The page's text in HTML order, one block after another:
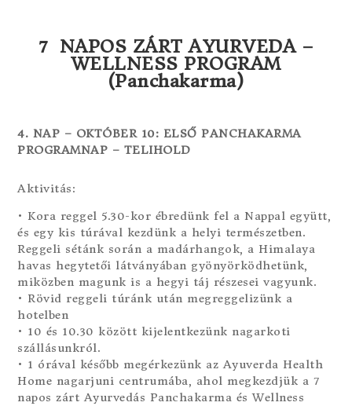
7 NAPOS ZÁRT AYURVEDA –
WELLNESS PROGRAM
(Panchakarma)
4. NAP – OKTÓBER 10: ELSŐ PANCHAKARMA
PROGRAMNAP – TELIHOLD
Aktivitás:
• Kora reggel 5.30-kor ébredünk fel a Nappal együtt,
és egy kis túrával kezdünk a helyi természetben.
Reggeli sétánk során a madárhangok, a Himalaya
havas hegytetői látványában gyönyörködhetünk,
miközben magunk is a hegyi táj részesei vagyunk.
• Rövid reggeli túránk után megreggelizünk a
hotelben
• 10 és 10.30 között kijelentkezünk nagarkoti
szállásunkról.
• 1 órával később megérkezünk az Ayuverda Health
Home nagarjuni centrumába, ahol megkezdjük a 7
napos zárt Ayurvedás Panchakarma és Wellness